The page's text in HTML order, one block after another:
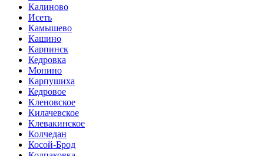
Калиново
Исеть
Камышево
Кашино
Карпинск
Кедровка
Монино
Карпушиха
Кедровое
Кленовское
Килачевское
Клевакинское
Колчедан
Косой-Брод